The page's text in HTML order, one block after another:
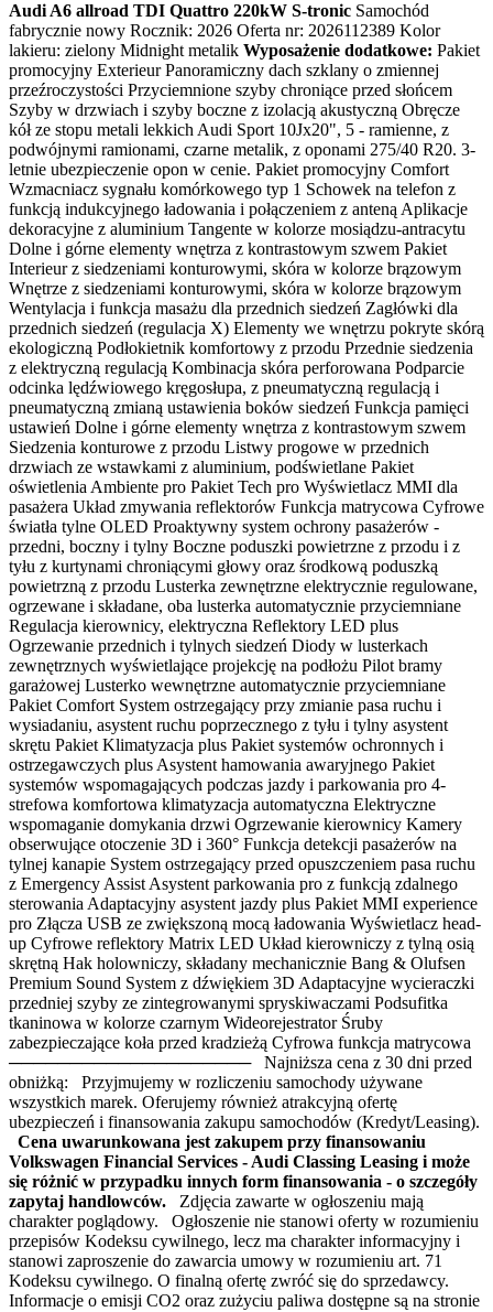
Audi A6 allroad TDI Quattro 220kW S-tronic Samochód
fabrycznie nowy Rocznik: 2026 Oferta nr: 2026112389 Kolor
lakieru: zielony Midnight metalik Wyposażenie dodatkowe: Pakiet
promocyjny Exterieur Panoramiczny dach szklany o zmiennej
przeźroczystości Przyciemnione szyby chroniące przed słońcem
Szyby w drzwiach i szyby boczne z izolacją akustyczną Obręcze
kół ze stopu metali lekkich Audi Sport 10Jx20", 5 - ramienne, z
podwójnymi ramionami, czarne metalik, z oponami 275/40 R20. 3-
letnie ubezpieczenie opon w cenie. Pakiet promocyjny Comfort
Wzmacniacz sygnału komórkowego typ 1 Schowek na telefon z
funkcją indukcyjnego ładowania i połączeniem z anteną Aplikacje
dekoracyjne z aluminium Tangente w kolorze mosiądzu-antracytu
Dolne i górne elementy wnętrza z kontrastowym szwem Pakiet
Interieur z siedzeniami konturowymi, skóra w kolorze brązowym
Wnętrze z siedzeniami konturowymi, skóra w kolorze brązowym
Wentylacja i funkcja masażu dla przednich siedzeń Zagłówki dla
przednich siedzeń (regulacja X) Elementy we wnętrzu pokryte skórą
ekologiczną Podłokietnik komfortowy z przodu Przednie siedzenia
z elektryczną regulacją Kombinacja skóra perforowana Podparcie
odcinka lędźwiowego kręgosłupa, z pneumatyczną regulacją i
pneumatyczną zmianą ustawienia boków siedzeń Funkcja pamięci
ustawień Dolne i górne elementy wnętrza z kontrastowym szwem
Siedzenia konturowe z przodu Listwy progowe w przednich
drzwiach ze wstawkami z aluminium, podświetlane Pakiet
oświetlenia Ambiente pro Pakiet Tech pro Wyświetlacz MMI dla
pasażera Układ zmywania reflektorów Funkcja matrycowa Cyfrowe
światła tylne OLED Proaktywny system ochrony pasażerów -
przedni, boczny i tylny Boczne poduszki powietrzne z przodu i z
tyłu z kurtynami chroniącymi głowy oraz środkową poduszką
powietrzną z przodu Lusterka zewnętrzne elektrycznie regulowane,
ogrzewane i składane, oba lusterka automatycznie przyciemniane
Regulacja kierownicy, elektryczna Reflektory LED plus
Ogrzewanie przednich i tylnych siedzeń Diody w lusterkach
zewnętrznych wyświetlające projekcję na podłożu Pilot bramy
garażowej Lusterko wewnętrzne automatycznie przyciemniane
Pakiet Comfort System ostrzegający przy zmianie pasa ruchu i
wysiadaniu, asystent ruchu poprzecznego z tyłu i tylny asystent
skrętu Pakiet Klimatyzacja plus Pakiet systemów ochronnych i
ostrzegawczych plus Asystent hamowania awaryjnego Pakiet
systemów wspomagających podczas jazdy i parkowania pro 4-
strefowa komfortowa klimatyzacja automatyczna Elektryczne
wspomaganie domykania drzwi Ogrzewanie kierownicy Kamery
obserwujące otoczenie 3D i 360° Funkcja detekcji pasażerów na
tylnej kanapie System ostrzegający przed opuszczeniem pasa ruchu
z Emergency Assist Asystent parkowania pro z funkcją zdalnego
sterowania Adaptacyjny asystent jazdy plus Pakiet MMI experience
pro Złącza USB ze zwiększoną mocą ładowania Wyświetlacz head-
up Cyfrowe reflektory Matrix LED Układ kierowniczy z tylną osią
skrętną Hak holowniczy, składany mechanicznie Bang & Olufsen
Premium Sound System z dźwiękiem 3D Adaptacyjne wycieraczki
przedniej szyby ze zintegrowanymi spryskiwaczami Podsufitka
tkaninowa w kolorze czarnym Wideorejestrator Śruby
zabezpieczające koła przed kradzieżą Cyfrowa funkcja matrycowa
──────────────────── Najniższa cena z 30 dni przed
obniżką: Przyjmujemy w rozliczeniu samochody używane
wszystkich marek. Oferujemy również atrakcyjną ofertę
ubezpieczeń i finansowania zakupu samochodów (Kredyt/Leasing).
Cena uwarunkowana jest zakupem przy finansowaniu
Volkswagen Financial Services - Audi Classing Leasing i może
się różnić w przypadku innych form finansowania - o szczegóły
zapytaj handlowców. Zdjęcia zawarte w ogłoszeniu mają
charakter poglądowy. Ogłoszenie nie stanowi oferty w rozumieniu
przepisów Kodeksu cywilnego, lecz ma charakter informacyjny i
stanowi zaproszenie do zawarcia umowy w rozumieniu art. 71
Kodeksu cywilnego. O finalną ofertę zwróć się do sprzedawcy.
Informacje o emisji CO2 oraz zużyciu paliwa dostępne są na stronie